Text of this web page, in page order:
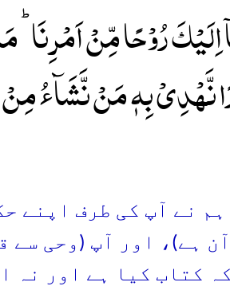
رُوۡحًا مِّنۡ اَمۡرِنَا
نَّہۡدِیۡ بِہٖ مَنۡ نَّشَآءُ
ہم نے آپ کی طرف
ہے)، اور آپ (وحی سے
کتاب کیا ہے اور نہ